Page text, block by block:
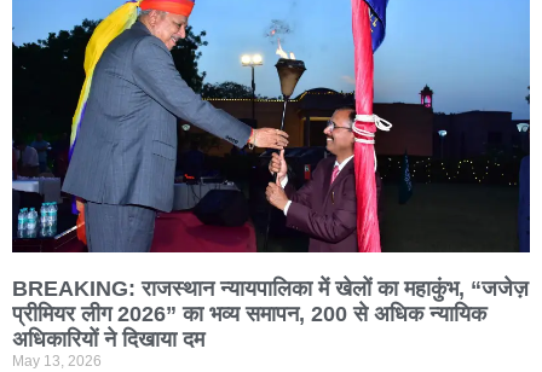
BREAKING: राजस्थान न्यायपालिका में खेलों का महाकुंभ, “जजेज़
प्रीमियर लीग 2026” का भव्य समापन, 200 से अधिक न्यायिक
अधिकारियों ने दिखाया दम
May 13, 2026